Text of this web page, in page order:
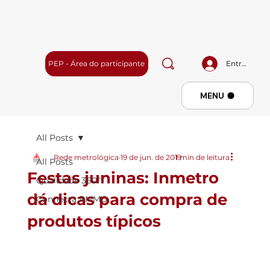
Entrar
PEP - Área do participante
Menu
MENU
All Posts
Qualidade 360º
Connecta RMMG
All Posts
Festas juninas: Inmetro
dá dicas para compra de
produtos típicos
Rede metrológica 19 de jun. de 20191 min de leitura